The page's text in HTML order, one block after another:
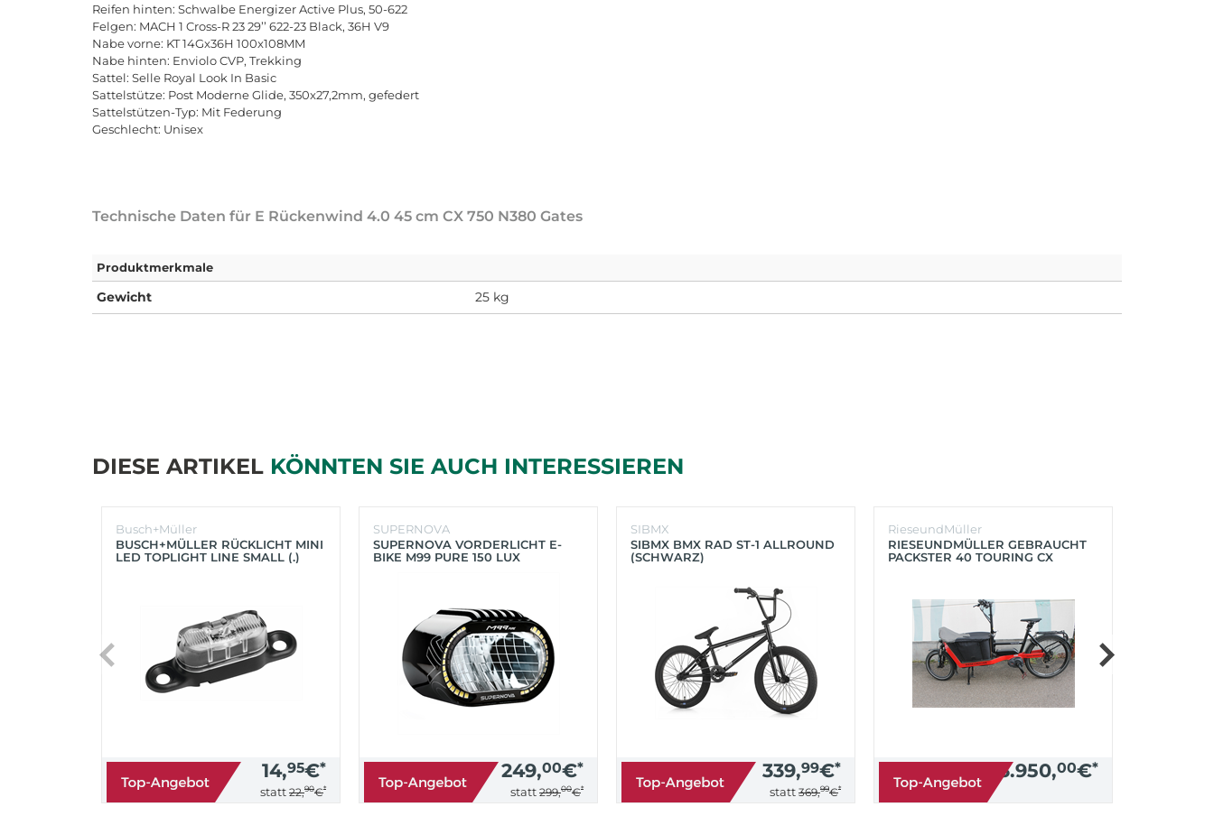
Reifen hinten: Schwalbe Energizer Active Plus, 50-622
Felgen: MACH 1 Cross-R 23 29’’ 622-23 Black, 36H V9
Nabe vorne: KT 14Gx36H 100x108MM
Nabe hinten: Enviolo CVP, Trekking
Sattel: Selle Royal Look In Basic
Sattelstütze: Post Moderne Glide, 350x27,2mm, gefedert
Sattelstützen-Typ: Mit Federung
Geschlecht: Unisex
Technische Daten für E Rückenwind 4.0 45 cm CX 750 N380 Gates
Produktmerkmale
Gewicht 25 kg
DIESE ARTIKEL KÖNNTEN SIE AUCH INTERESSIEREN
Busch+Müller
BUSCH+MÜLLER RÜCKLICHT MINI
LED TOPLIGHT LINE SMALL (.)
14,95€*
statt 22,90€*
SUPERNOVA
SUPERNOVA VORDERLICHT E-
BIKE M99 PURE 150 LUX
249,00€*
statt 299,00€*
SIBMX
SIBMX BMX RAD ST-1 ALLROUND
(SCHWARZ)
339,99€*
statt 369,99€*
RieseundMüller
RIESEUNDMÜLLER GEBRAUCHT
PACKSTER 40 TOURING CX
3.950,00€*